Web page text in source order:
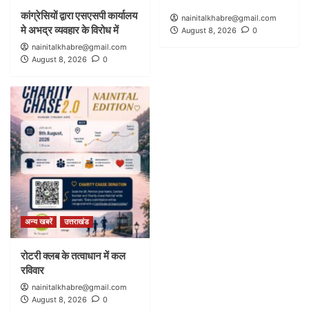
कांग्रेसियों द्वारा एसएसपी कार्यालय
मे अभद्र व्यवहार के विरोध में
nainitalkhabre@gmail.com
August 8, 2026
0
nainitalkhabre@gmail.com
August 8, 2026
0
अन्य खबरें उत्तराखंड
रोटरी क्लब के तत्वाधान में कल
रविवार
nainitalkhabre@gmail.com
August 8, 2026
0